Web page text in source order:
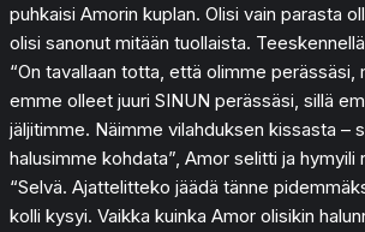
puhkaisi Amorin kuplan. Olisi vain parasta
olisi sanonut mitään tuollaista.
“On tavallaan totta, että olimme perässäsi,
emme olleet juuri SINUN perässäsi, sillä
jäljitimme. Näimme vilahduksen kissasta –
halusimme kohdata”, Amor selitti ja hymyili
“Selvä. Ajattelitteko jäädä tänne
kolli kysyi. Vaikka kuinka Amor olisikin